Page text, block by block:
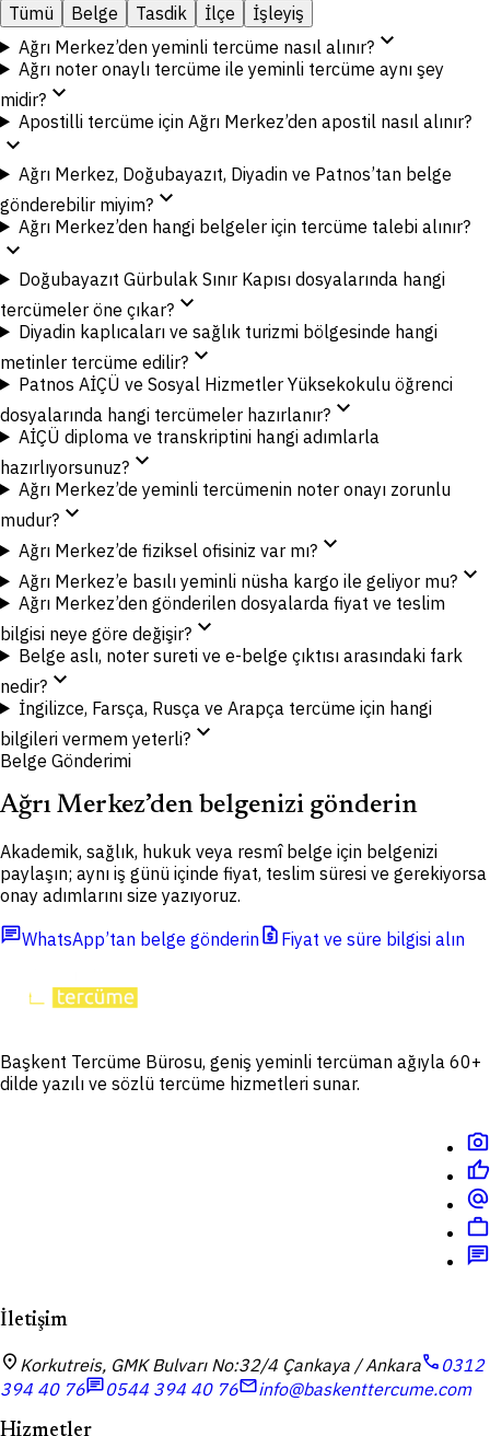
Tümü Belge Tasdik İlçe
İşleyiş
Ağrı Merkez’den yeminli tercüme nasıl alınır?expand_more
Ağrı noter onaylı tercüme ile yeminli tercüme aynı şey
midir? expand_more
Apostilli tercüme için Ağrı Merkez’den apostil nasıl alınır?
expand_more
Ağrı Merkez, Doğubayazıt, Diyadin ve Patnos’tan belge
gönderebilir miyim? expand_more
Ağrı Merkez’den hangi belgeler için tercüme talebi alınır?
expand_more
Doğubayazıt Gürbulak Sınır Kapısı dosyalarında hangi
tercümeler öne çıkar? expand_more
Diyadin kaplıcaları ve sağlık turizmi bölgesinde hangi
metinler tercüme edilir? expand_more
Patnos AİÇÜ ve Sosyal Hizmetler Yüksekokulu öğrenci
dosyalarında hangi tercümeler hazırlanır? expand_more
AİÇÜ diploma ve transkriptini hangi adımlarla
hazırlıyorsunuz? expand_more
Ağrı Merkez’de yeminli tercümenin noter onayı zorunlu
mudur? expand_more
Ağrı Merkez’de fiziksel ofisiniz var mı?expand_more
Ağrı Merkez’e basılı yeminli nüsha kargo ile geliyor mu?expand_more
Ağrı Merkez’den gönderilen dosyalarda fiyat ve teslim
bilgisi neye göre değişir? expand_more
Belge aslı, noter sureti ve e-belge çıktısı arasındaki fark
nedir? expand_more
İngilizce, Farsça, Rusça ve Arapça tercüme için hangi
bilgileri vermem yeterli? expand_more
Belge Gönderimi
Ağrı Merkez’den belgenizi gönderin
Akademik, sağlık, hukuk veya resmî belge için belgenizi
paylaşın; aynı iş günü içinde fiyat, teslim süresi ve gerekiyorsa
onay adımlarını size yazıyoruz.
chatWhatsApp’tan belge gönderinrequest_quote Fiyat ve süre bilgisi alın
Başkent Tercüme Bürosu, geniş yeminli tercüman ağıyla 60+
dilde yazılı ve sözlü tercüme hizmetleri sunar.
photo_camera
thumb_up
alternate_email
work
chat
İletişim
location_on Korkutreis, GMK Bulvarı No:32/4 Çankaya / Ankaracall 0312
394 40 76chat0544 394 40 76mailinfo@baskenttercume.com
Hizmetler